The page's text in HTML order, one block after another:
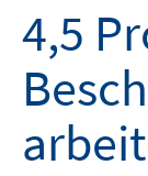
4,5